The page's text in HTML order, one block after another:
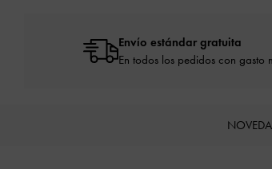
Envío estándar gratuita
En todos los pedidos con gasto